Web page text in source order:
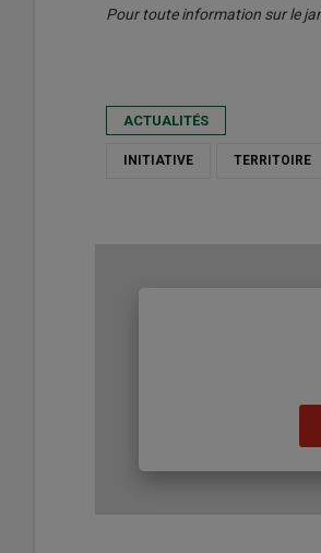
Pour toute information sur le
ACTUALITÉS
INITIATIVE TERRITOIRE